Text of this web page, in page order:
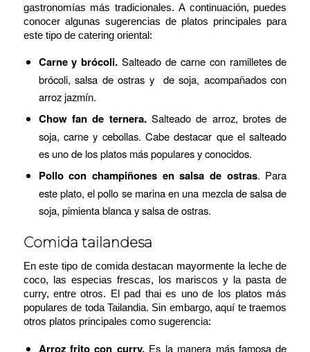
gastronomías más tradicionales. A continuación, puedes
conocer algunas sugerencias de platos principales para
este tipo de catering oriental:
Carne y brócoli. Salteado de carne con ramilletes de
brócoli, salsa de ostras y de soja, acompañados con
arroz jazmín.
Chow fan de ternera.Salteado de arroz, brotes de
soja, carne y cebollas. Cabe destacar que el salteado
es uno de los platos más populares y conocidos.
Pollo con champiñones en salsa de ostras. Para
este plato, el pollo se marina en una mezcla de salsa de
soja, pimienta blanca y salsa de ostras.
Comida tailandesa
En este tipo de comida destacan mayormente la leche de
coco, las especias frescas, los mariscos y la pasta de
curry, entre otros. El pad thaies uno de los platos más
populares de toda Tailandia. Sin embargo, aquí te traemos
otros platos principales como sugerencia:
Arroz frito con curry.Es la manera más famosa de